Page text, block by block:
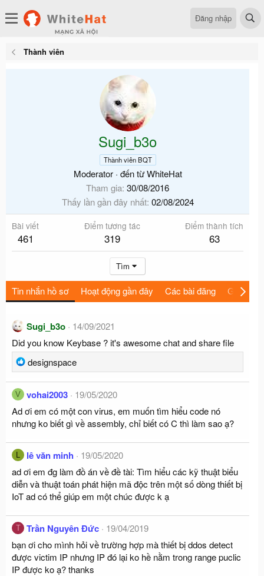
Đăng nhập
Thành viên
Sugi_b3o
Thành viên BQT
Moderator · đến từ WhiteHat
Tham gia 30/08/2016
Thấy lần gần đây nhất 02/08/2024
Bài viết
461
Điểm tương tác
319
Điểm thành tích
63
Tìm
Tin nhắn hồ sơ Hoạt động gần đây Các bài đăng Giới thiệu
Sugi_b3o
14/09/2021
Did you know Keybase ? it's awesome chat and share file
R
e
a
c
t
i
s
:
designspace
V vohai2003
19/05/2020
Ad ơi em có một con virus, em muốn tìm hiểu code nó
nhưng ko biết gì về assembly, chỉ biết có C thì làm sao ạ?
L lê văn minh
19/05/2020
ad ơi em đg làm đồ án về đề tài: Tìm hiểu các kỹ thuật biểu
diễn và thuật toán phát hiện mã độc trên một số dòng thiết bị
IoT ad có thể giúp em một chúc được k ạ
T Trần Nguyên Đức
19/04/2019
bạn ơi cho mình hỏi về trường hợp mà thiết bị ddos detect
được victim IP nhưng IP đó lại ko hề nằm trong range puclic
IP được ko ạ? thanks